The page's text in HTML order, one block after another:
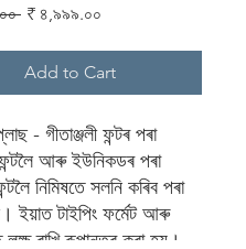
Regular
₹ ৪,৯৯৯.০০
Add to Cart
- গীতাঞ্জলী ফন্টৰ পৰা
আৰু ইউনিকডৰ পৰা
নিমিষতে সলনি কৰিব পৰা
ইয়াত টাইপিং ফৰ্মেট আৰু
লক্ষ ৰাখি ৰূপান্তৰ কৰা হয়।